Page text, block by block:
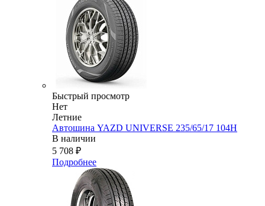
Быстрый просмотр
Нет
Летние
Автошина YAZD UNIVERSE 235/65/17 104H
В наличии
5 708 ₽
Подробнее